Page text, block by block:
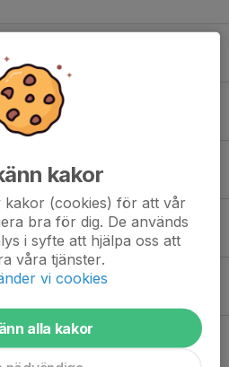
kakor
kakor (cookies) för att vår
bra för dig. De används
i syfte att hjälpa oss att
våra tjänster.
vi cookies
alla kakor